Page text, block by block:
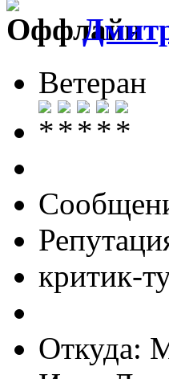
Ветеран
критик-
Откуда: